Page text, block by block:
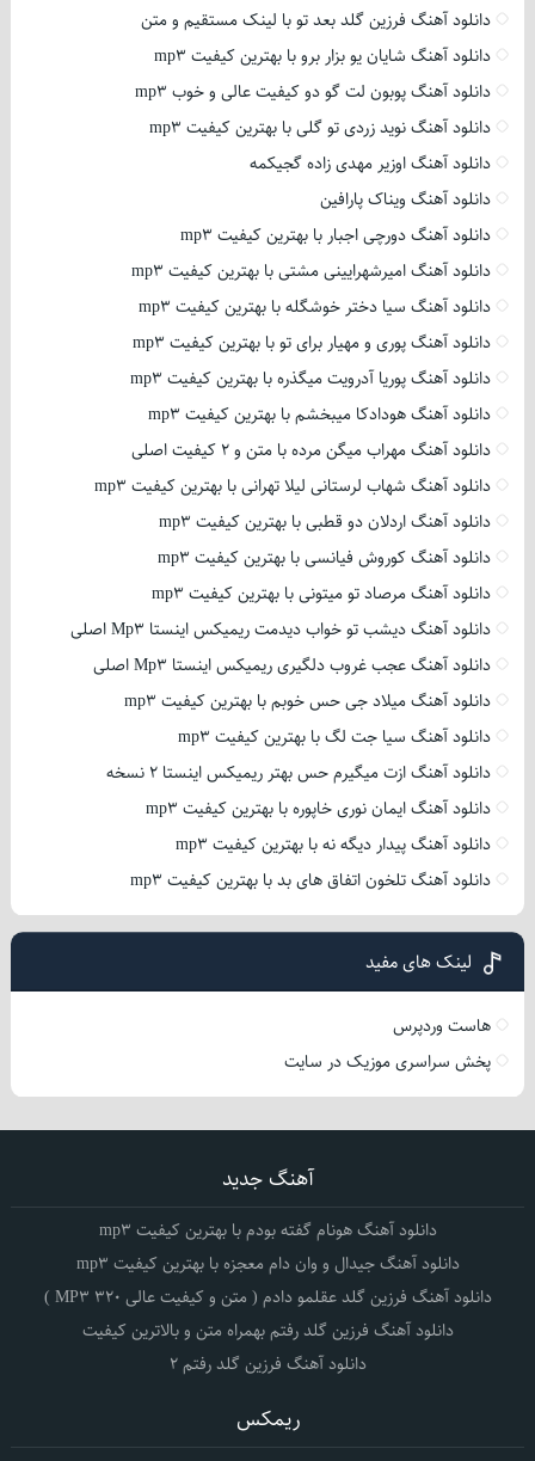
دانلود آهنگ فرزین گلد بعد تو با لینک مستقیم و متن
دانلود آهنگ شایان یو بزار برو با بهترین کیفیت mp3
دانلود آهنگ پوبون لت گو دو کیفیت عالی و خوب mp3
دانلود آهنگ نوید زردی تو گلی با بهترین کیفیت mp3
دانلود آهنگ اوزیر مهدی زاده گجیکمه
دانلود آهنگ ویناک پارافین
دانلود آهنگ دورچی اجبار با بهترین کیفیت mp3
دانلود آهنگ امیرشهرایینی مشتی با بهترین کیفیت mp3
دانلود آهنگ سیا دختر خوشگله با بهترین کیفیت mp3
دانلود آهنگ پوری و مهیار برای تو با بهترین کیفیت mp3
دانلود آهنگ پوریا آدرویت میگذره با بهترین کیفیت mp3
دانلود آهنگ هودادکا میبخشم با بهترین کیفیت mp3
دانلود آهنگ مهراب میگن مرده با متن و 2 کیفیت اصلی
دانلود آهنگ شهاب لرستانی لیلا تهرانی با بهترین کیفیت mp3
دانلود آهنگ اردلان دو قطبی با بهترین کیفیت mp3
دانلود آهنگ کوروش فیانسی با بهترین کیفیت mp3
دانلود آهنگ مرصاد تو میتونی با بهترین کیفیت mp3
دانلود آهنگ دیشب تو خواب دیدمت ریمیکس اینستا Mp3 اصلی
دانلود آهنگ عجب غروب دلگیری ریمیکس اینستا Mp3 اصلی
دانلود آهنگ میلاد جی حس خوبم با بهترین کیفیت mp3
دانلود آهنگ سیا جت لگ با بهترین کیفیت mp3
دانلود آهنگ ازت میگیرم حس بهتر ریمیکس اینستا 2 نسخه
دانلود آهنگ ایمان نوری خاپوره با بهترین کیفیت mp3
دانلود آهنگ پیدار دیگه نه با بهترین کیفیت mp3
دانلود آهنگ تلخون اتفاق های بد با بهترین کیفیت mp3
لینک های مفید
هاست وردپرس
پخش سراسری موزیک در سایت
آهنگ جدید
دانلود آهنگ هونام گفته بودم با بهترین کیفیت mp3
دانلود آهنگ جیدال و وان دام معجزه با بهترین کیفیت mp3
دانلود آهنگ فرزین گلد عقلمو دادم ( متن و کیفیت عالی 320 MP3 )
دانلود آهنگ فرزین گلد رفتم بهمراه متن و بالاترین کیفیت
دانلود آهنگ فرزین گلد رفتم 2
ریمکس